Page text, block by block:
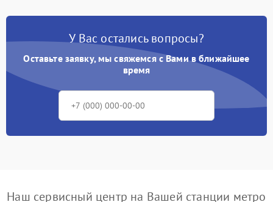
У Вас остались вопросы?
Оставьте заявку, мы свяжемся с Вами в ближайшее
время
Наш сервисный центр на Вашей станции метро